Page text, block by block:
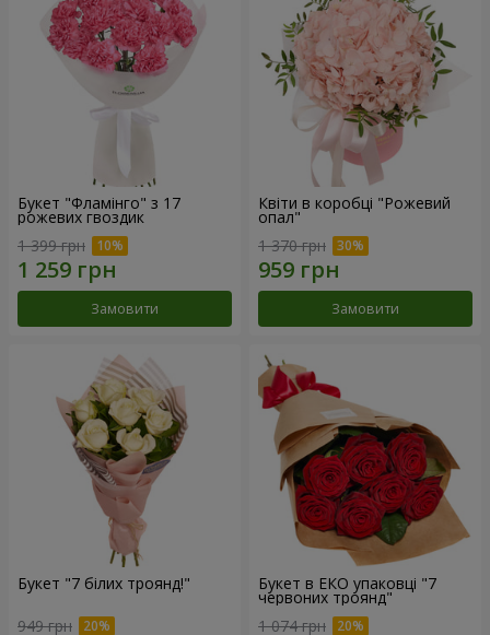
Букет "Фламінго" з 17
рожевих гвоздик
1 399 грн
Замовити
Квіти в коробці "Рожевий
опал"
1 370 грн
Замовити
Букет "7 білих троянд!"
949 грн
Букет в ЕКО упаковці "7
червоних троянд"
1 074 грн